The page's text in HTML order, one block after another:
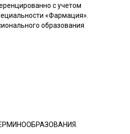
с учетом
«Фармация».
образования